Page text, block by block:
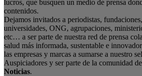
lucros, que busquen un medio de prensa
contenidos.
Dejamos invitados a periodistas,
universidades, ONG, agrupaciones,
etc… a ser parte de nuestra red de prensa
salud más informada, sustentable e
las empresas y marcas a sumarse a nuestro
Auspiciadores y ser parte de la comunidad de
Noticias.